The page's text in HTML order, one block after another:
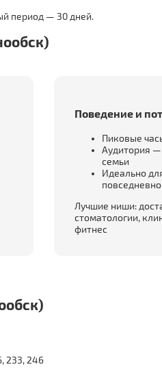
период — 30 дней.
Поведение и
Пиковые
Аудитория
семьи
Идеально
Лучшие ниши:
стоматологии,
фитнес
233, 246